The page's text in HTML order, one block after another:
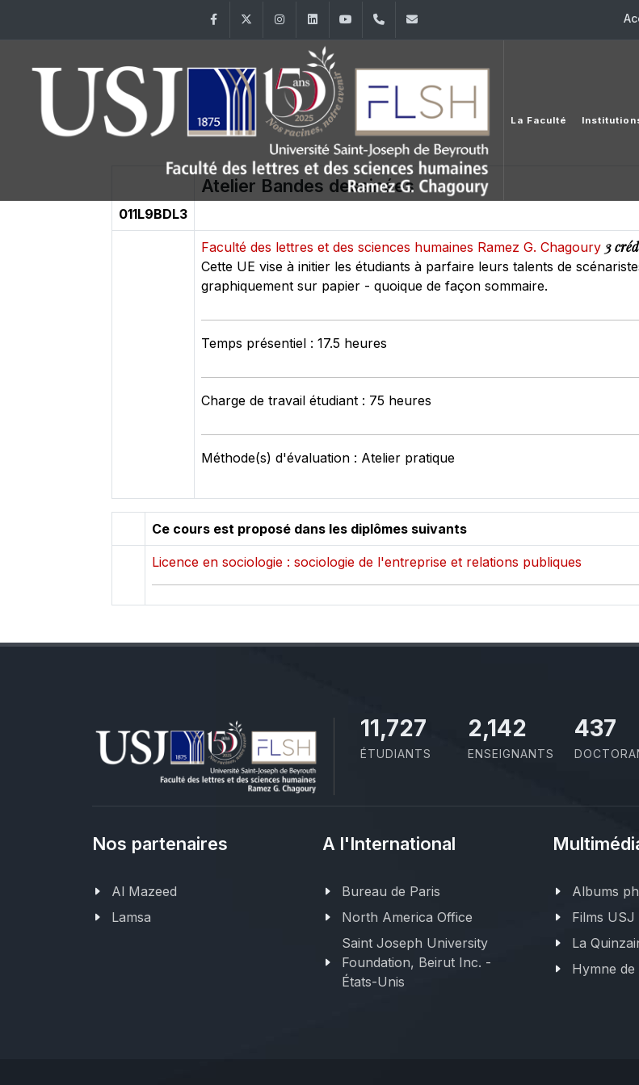
FacebookTwitter InstagramLinkedInYouTube+961 (1) 421 000
La Faculté
011L9BDL3
Atelier Bandes dessinées
Faculté des lettres et des sciences humaines Ramez G. Chagoury 3
Cette UE vise à initier les étudiants à parfaire leurs talents de
graphiquement sur papier - quoique de façon sommaire.
Temps présentiel : 17.5 heures
Charge de travail étudiant : 75 heures
Méthode(s) d'évaluation : Atelier pratique
Ce cours est proposé dans les diplômes suivants
Licence en sociologie : sociologie de l'entreprise et relations publiques
11,727
ÉTUDIANTS
2,142
ENSEIGNANTS
437
Nos partenaires
Al Mazeed
Lamsa
A l'International
Bureau de Paris
North America Office
Saint Joseph University
Foundation, Beirut Inc. -
États-Unis
Albums
Films USJ
La
Hymne